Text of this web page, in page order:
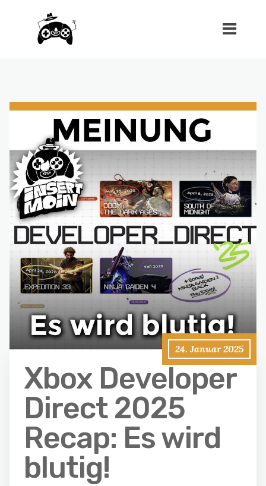
24. Januar 2025
Xbox Developer
Direct 2025
Recap: Es wird
blutig!